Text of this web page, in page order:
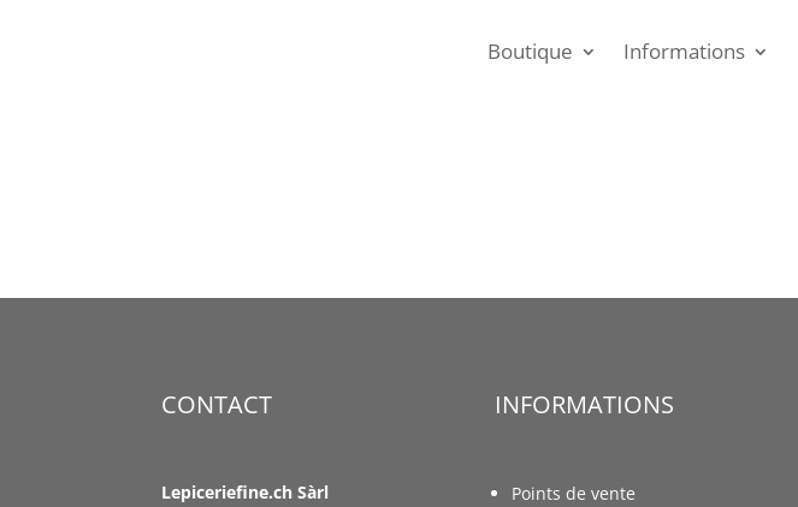
Boutique Informations
CONTACT
Lepiceriefine.ch Sàrl
INFORMATIONS
Points de vente